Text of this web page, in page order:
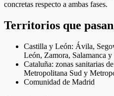
concretas respecto a ambas fases.
Territorios que pasan
Castilla y León: Ávila,
León, Zamora, Salamanca
Cataluña: zonas sanitarias
Metropolitana Sud y
Comunidad de Madrid